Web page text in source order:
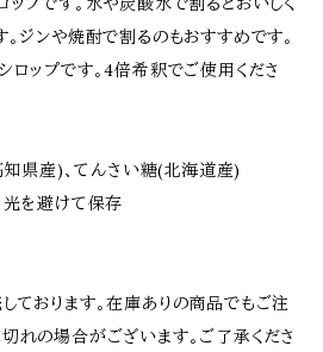
ジンや焼酎で割るのもおすすめです。
ロップです。4倍希釈でご使用くださ
県産)、てんさい糖(北海道産)
を避けて保存
おります。在庫ありの商品でもご注
れの場合がございます。ご了承くださ